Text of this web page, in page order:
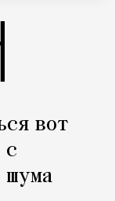
вот
с
шума